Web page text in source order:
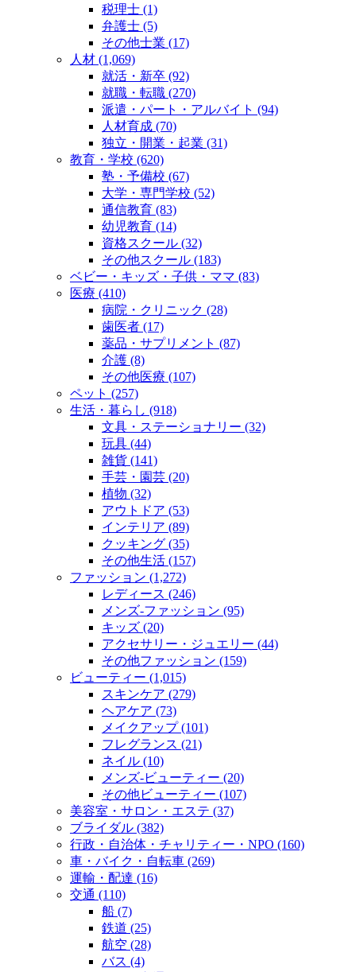
税理士 (1)
弁護士 (5)
その他士業 (17)
人材 (1,069)
就活・新卒 (92)
就職・転職 (270)
派遣・パート・アルバイト (94)
人材育成 (70)
独立・開業・起業 (31)
教育・学校 (620)
塾・予備校 (67)
大学・専門学校 (52)
通信教育 (83)
幼児教育 (14)
資格スクール (32)
その他スクール (183)
ベビー・キッズ・子供・ママ (83)
医療 (410)
病院・クリニック (28)
歯医者 (17)
薬品・サプリメント (87)
介護 (8)
その他医療 (107)
ペット (257)
生活・暮らし (918)
文具・ステーショナリー (32)
玩具 (44)
雑貨 (141)
手芸・園芸 (20)
植物 (32)
アウトドア (53)
インテリア (89)
クッキング (35)
その他生活 (157)
ファッション (1,272)
レディース (246)
メンズ‐ファッション (95)
キッズ (20)
アクセサリー・ジュエリー (44)
その他ファッション (159)
ビューティー (1,015)
スキンケア (279)
ヘアケア (73)
メイクアップ (101)
フレグランス (21)
ネイル (10)
メンズ‐ビューティー (20)
その他ビューティー (107)
美容室・サロン・エステ (37)
ブライダル (382)
行政・自治体・チャリティー・NPO (160)
車・バイク・自転車 (269)
運輸・配達 (16)
交通 (110)
船 (7)
鉄道 (25)
航空 (28)
バス (4)